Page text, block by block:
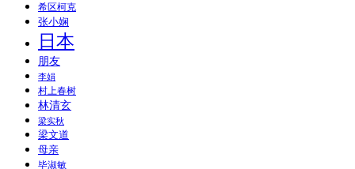
希区柯克
张小娴
日本
朋友
李娟
村上春树
林清玄
梁实秋
梁文道
母亲
毕淑敏